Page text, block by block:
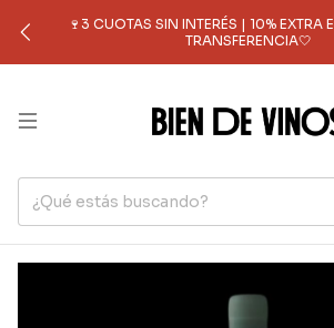
🍷3 CUOTAS SIN INTERÉS | 10% EXTRA
TRANSFERENCIA🤍